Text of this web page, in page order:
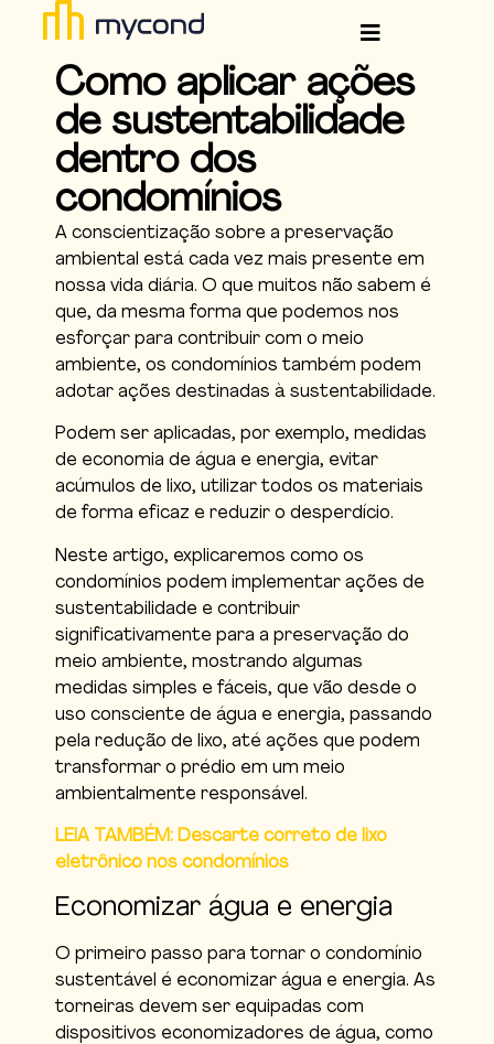
Como aplicar ações
de sustentabilidade
dentro dos
condomínios
A conscientização sobre a preservação
ambiental está cada vez mais presente em
nossa vida diária. O que muitos não sabem é
que, da mesma forma que podemos nos
esforçar para contribuir com o meio
ambiente, os condomínios também podem
adotar ações destinadas à sustentabilidade.
Podem ser aplicadas, por exemplo, medidas
de economia de água e energia, evitar
acúmulos de lixo, utilizar todos os materiais
de forma eficaz e reduzir o desperdício.
Neste artigo, explicaremos como os
condomínios podem implementar ações de
sustentabilidade e contribuir
significativamente para a preservação do
meio ambiente, mostrando algumas
medidas simples e fáceis, que vão desde o
uso consciente de água e energia, passando
pela redução de lixo, até ações que podem
transformar o prédio em um meio
ambientalmente responsável.
LEIA TAMBÉM: Descarte correto de lixo
eletrônico nos condomínios
Economizar água e energia
O primeiro passo para tornar o condomínio
sustentável é economizar água e energia. As
torneiras devem ser equipadas com
dispositivos economizadores de água, como